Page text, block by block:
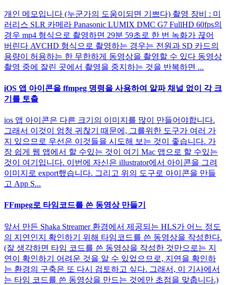
개인 메모입니다 (누군가의 도움이되면 기쁘다) 촬영 장비 : 미
러리스 SLR 카메라 Panasonic LUMIX DMC G7 FullHD 60fps의
경우 mp4 형식으로 촬영하면 29분 59초로 한 번 녹화가 끊어
버린다 AVCHD 형식으로 촬영하는 경우는 전원과 SD 카드의
용량이 허용하는 한 무한하게 동영상을 촬영할 수 있다 동영상
촬영 중에 잘린 곳에서 촬영을 중지하는 것을 반복하면 ...
iOS 앱 아이콘을 ffmpeg 명령을 사용하여 알파 채널 없이 각 크
기를 토출
ios 앱 아이콘은 다른 크기의 이미지를 많이 만들어야합니다.
그래서 이것이 엄청 귀찮기 때문에, 그를위한 도구가 여러 가
지 있으므로 우선은 이것들을 시도해 보는 것이 좋습니다. 가
장 쉽게 웹 앱에서 할 수있는 것이 여기 Mac 앱으로 할 수있는
것이 여기입니다. 이번에 자신은 illustrator에서 아이콘을 그려
이미지로 export했습니다. 그리고 위의 도구로 아이콘을 만들
고 App S...
FFmpeg로 타임코드를 쓴 동영상 만들기
앞서 만든 Shaka Streamer 환경에서 제공되는 HLS가 어느 정도
의 지연인지 확인하기 위해 타임코드를 쓴 동영상을 작성한다.
(잘 생각하면 타임 코드를 쓴 동영상을 작성한 것만으로는 지
연이 확인하기 어려운 것을 알 수 있었으므로, 지연을 확인하
는 환경의 구축은 또 다시 검토하고 싶다. 그래서, 이 기사에서
는 타임 코드를 쓴 동영상을 만드는 것에만 초점을 맞춥니다.)